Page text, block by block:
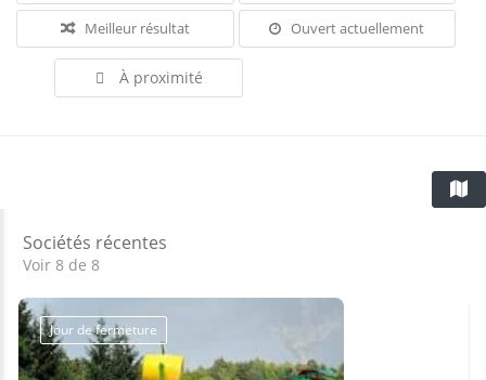
Meilleur résultat Ouvert actuellement
À proximité
Sociétés récentes
Voir 8 de 8
Jour de fermeture